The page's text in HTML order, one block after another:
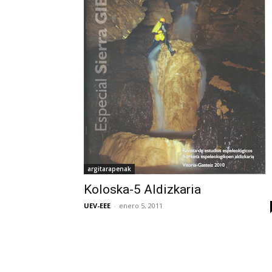
argitarapenak
Koloska-5 Aldizkaria
UEV-EEE - enero 5, 2011